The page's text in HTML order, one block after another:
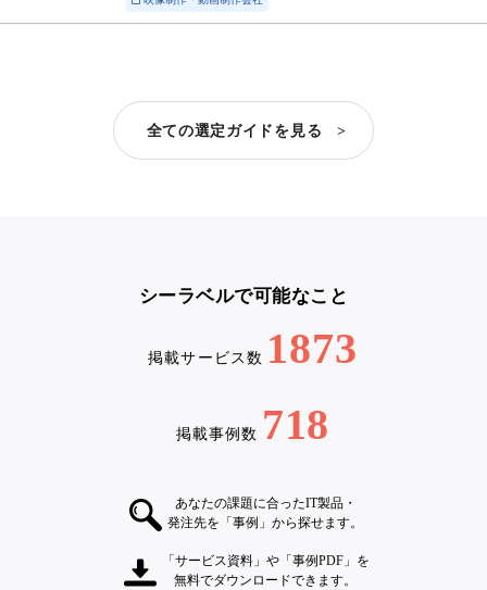
全ての選定ガイドを見る >
シーラベルで可能なこと
掲載サービス数 1873
掲載事例数 718
あなたの課題に合ったIT製品・
発注先を「事例」から探せます。
「サービス資料」や「事例PDF」を
無料でダウンロードできます。